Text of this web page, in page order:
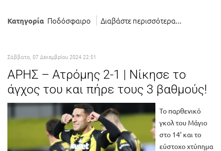
Κατηγορία Ποδόσφαιρο Διαβάστε περισσότερα...
Σάββατο, 07 Δεκεμβρίου 2024 22:51
ΑΡΗΣ – Ατρόμης 2-1 | Νίκησε το
άγχος του και πήρε τους 3 βαθμούς!
Το παρθενικό
γκολ του Μάγιο
στο 14’ και το
εύστοχο χτύπημα